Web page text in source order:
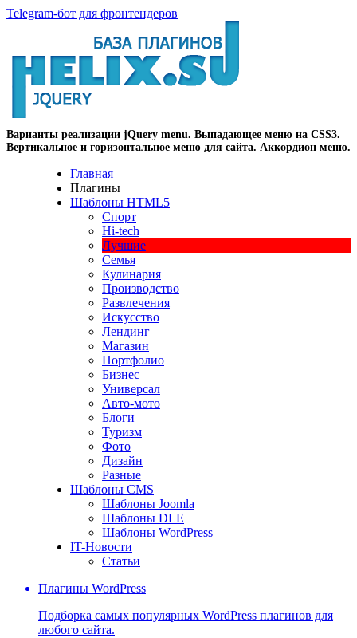
Telegram-бот для фронтендеров
Варианты реализации jQuery menu. Выпадающее меню на CSS3.
Вертикальное и горизонтальное меню для сайта. Аккордион меню.
Главная
Плагины
Шаблоны HTML5
Спорт
Hi-tech
Лучшие
Семья
Кулинария
Производство
Развлечения
Искусство
Лендинг
Магазин
Портфолио
Бизнес
Универсал
Авто-мото
Блоги
Туризм
Фото
Дизайн
Разные
Шаблоны CMS
Шаблоны Joomla
Шаблоны DLE
Шаблоны WordPress
IT-Новости
Статьи
Плагины WordPress
Подборка самых популярных WordPress плагинов для
любого сайта.